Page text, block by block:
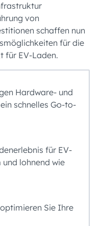
von
schaffen nun
für die
für EV-Laden.
Hardware- und
schnelles Go-to-
für EV-
und lohnend wie
Sie Ihre